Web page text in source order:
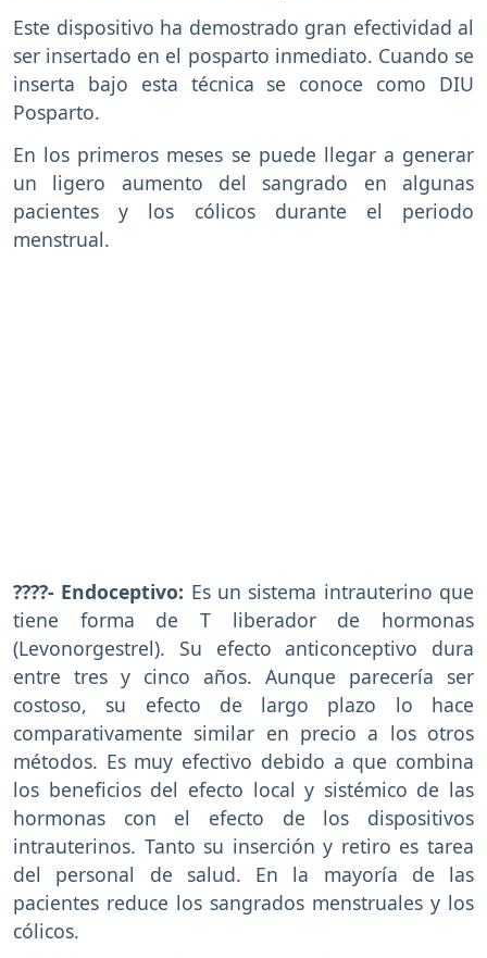
Este dispositivo ha demostrado gran efectividad al
ser insertado en el posparto inmediato. Cuando se
inserta bajo esta técnica se conoce como DIU
Posparto.
En los primeros meses se puede llegar a generar
un ligero aumento del sangrado en algunas
pacientes y los cólicos durante el periodo
menstrual.
????- Endoceptivo: Es un sistema intrauterino que
tiene forma de T liberador de hormonas
(Levonorgestrel). Su efecto anticonceptivo dura
entre tres y cinco años. Aunque parecería ser
costoso, su efecto de largo plazo lo hace
comparativamente similar en precio a los otros
métodos. Es muy efectivo debido a que combina
los beneficios del efecto local y sistémico de las
hormonas con el efecto de los dispositivos
intrauterinos. Tanto su inserción y retiro es tarea
del personal de salud. En la mayoría de las
pacientes reduce los sangrados menstruales y los
cólicos.